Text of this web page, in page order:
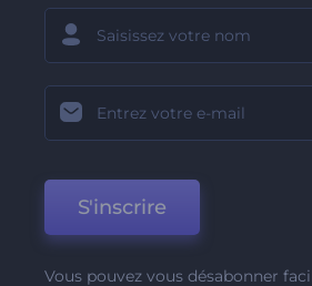
S'inscrire
Vous pouvez vous désabonner